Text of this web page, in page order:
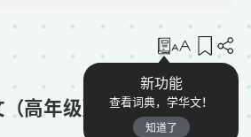
新功能
查看词典，学华文！
知道了
收藏
高年级）